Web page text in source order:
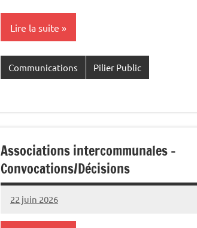
Lire la suite
Communications Pilier Public
Associations intercommunales –
Convocations/Décisions
22 juin 2026
Commune